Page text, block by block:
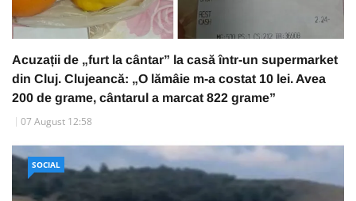
Acuzații de „furt la cântar” la casă într-un supermarket
din Cluj. Clujeancă: „O lămâie m-a costat 10 lei. Avea
200 de grame, cântarul a marcat 822 grame”
07 August 12:58
SOCIAL